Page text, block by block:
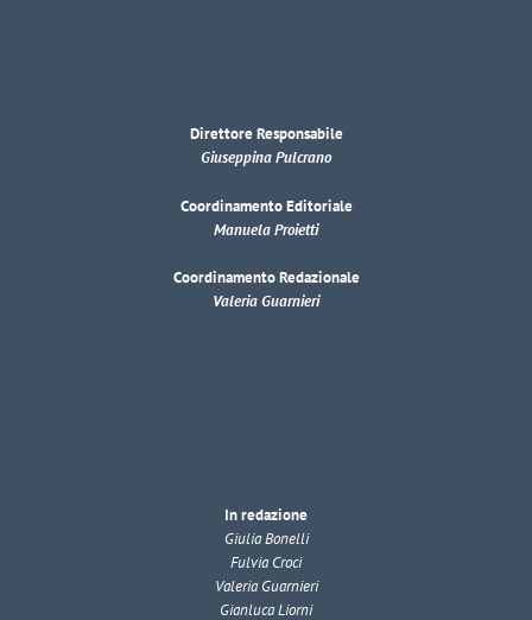
Direttore Responsabile
Giuseppina Pulcrano
Coordinamento Editoriale
Manuela Proietti
Coordinamento Redazionale
Valeria Guarnieri
In redazione
Giulia Bonelli
Fulvia Croci
Valeria Guarnieri
Gianluca Liorni